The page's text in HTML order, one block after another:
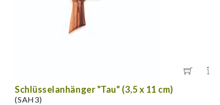
Schlüsselanhänger "Tau" (3,5 x 11 cm)
(SAH3)